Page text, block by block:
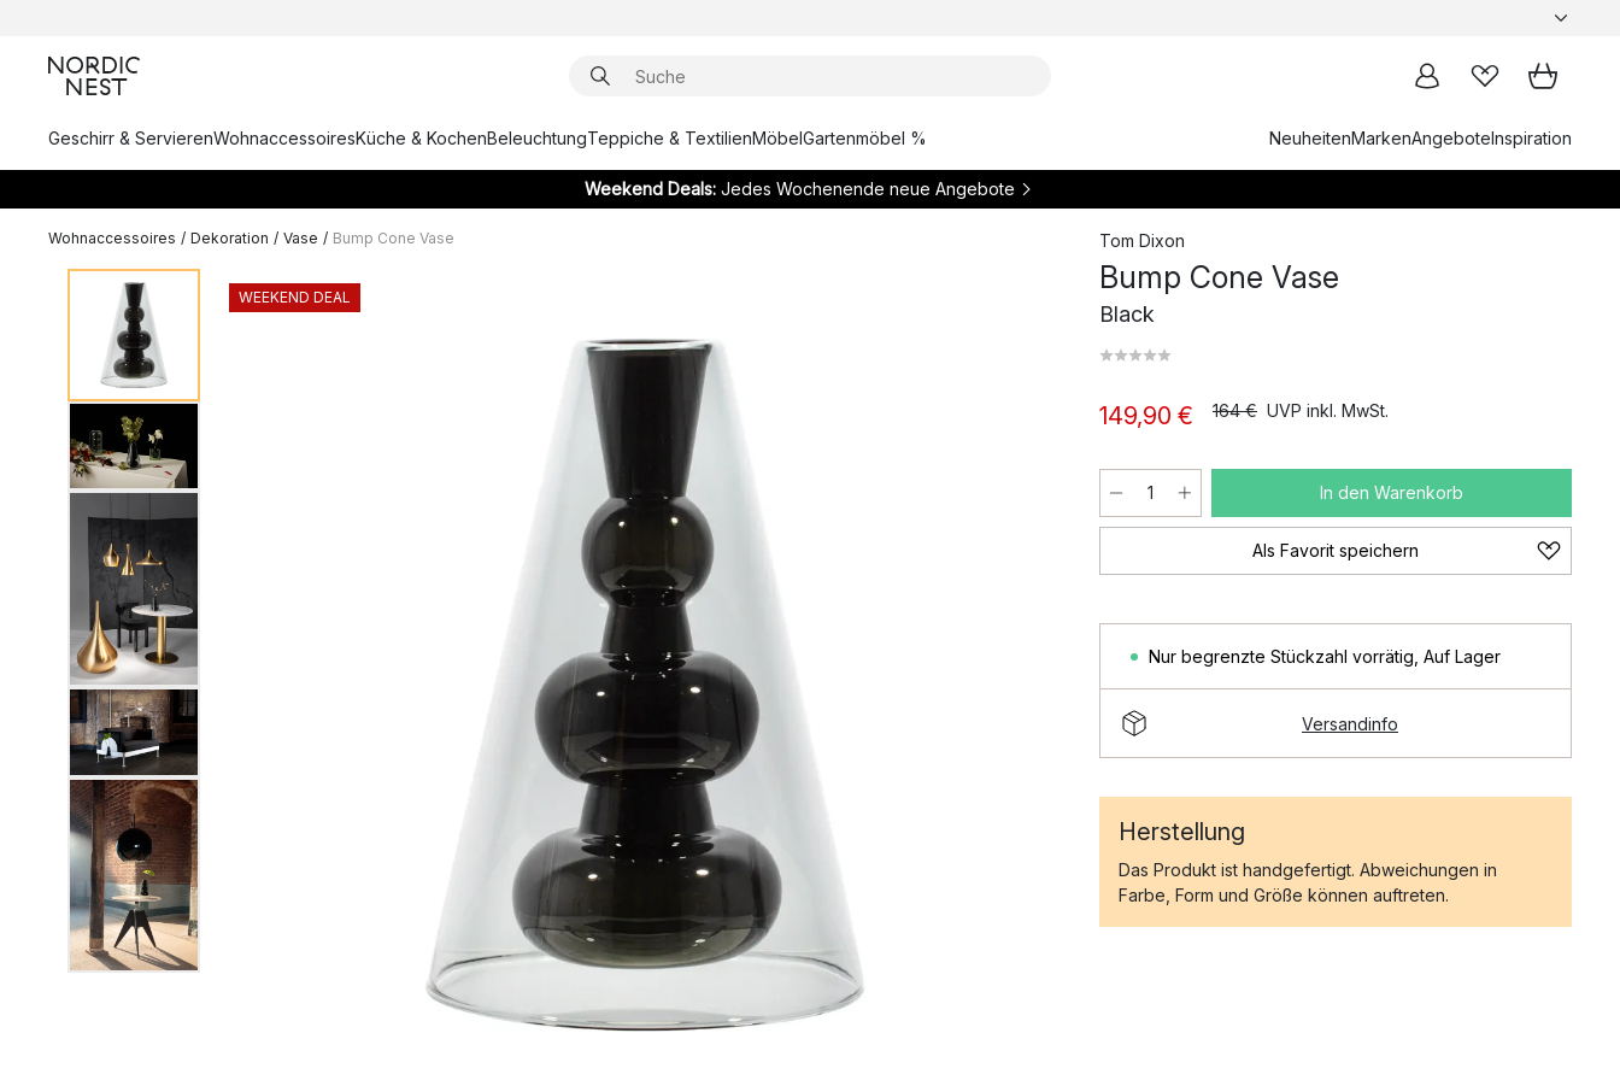
Geschirr & ServierenWohnaccessoiresKüche & KochenBeleuchtungTeppiche & TextilienMöbelGartenmöbel % NeuheitenMarkenAngeboteInspiration
Weekend Deals:Jedes Wochenende neue Angebote
Wohnaccessoires / Dekoration / Vase / Bump Cone Vase
WEEKEND DEAL
Tom Dixon
Bump Cone Vase
Black
149,90 € 164 € UVP inkl. MwSt.
In den Warenkorb
Als Favorit speichern
Nur begrenzte Stückzahl vorrätig Auf Lager
Versandinfo
Herstellung
Das Produkt ist handgefertigt. Abweichungen in
Farbe, Form und Größe können auftreten.